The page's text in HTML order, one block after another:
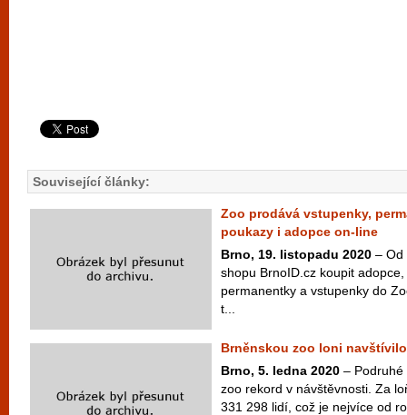
Související články:
Zoo prodává vstupenky,
poukazy i adopce on-line
Brno, 19. listopadu 2020 – Od
shopu BrnoID.cz koupit
permanentky a vstupenky do
t...
Brněnskou zoo loni
Brno, 5. ledna 2020 –
zoo rekord v návštěvnosti. Za
331 298 lidí, což je nejvíce od